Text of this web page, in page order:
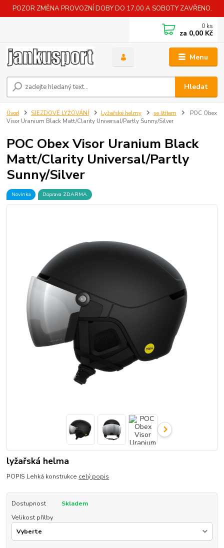
POZOR ZMĚNA PROVOZNÍ DOBY DO 17,00 A SOBOTY ZAVŘENO.
Menu
Hledat
0 ks
za 0,00 Kč
Úvod SJEZDOVÉ LYŽOVÁNÍ Lyžařské helmy se štítem
POC Obex
Visor Uranium Black Matt/Clarity Universal/Partly Sunny/Silver
POC Obex Visor Uranium Black
Matt/Clarity Universal/Partly
Sunny/Silver
Novinka Doprava ZDARMA
lyžařská helma
POPIS Lehká konstrukce celý popis
Dostupnost
Skladem
Velikost přilby